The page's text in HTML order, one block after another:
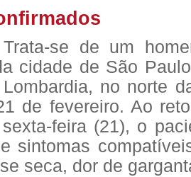
Trata-se de um
cidade de São
no norte
de fevereiro. Ao
feira (21), o
sintomas
seca, dor de